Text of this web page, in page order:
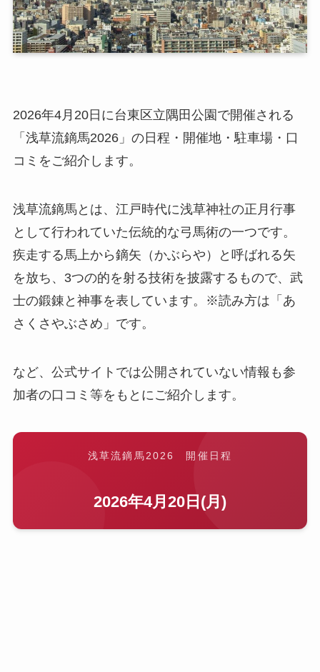
2026年4月20日に台東区立隅田公園で開催される
「浅草流鏑馬2026」の日程・開催地・駐車場・口
コミをご紹介します。
浅草流鏑馬とは、江戸時代に浅草神社の正月行事
として行われていた伝統的な弓馬術の一つです。
疾走する馬上から鏑矢（かぶらや）と呼ばれる矢
を放ち、3つの的を射る技術を披露するもので、武
士の鍛錬と神事を表しています。※読み方は「あ
さくさやぶさめ」です。
など、公式サイトでは公開されていない情報も参
加者の口コミ等をもとにご紹介します。
浅草流鏑馬2026 開催日程
2026年4月20日(月)